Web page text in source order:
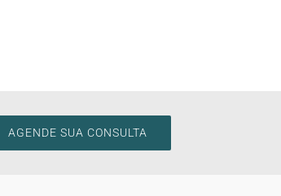
AGENDE SUA CONSULTA